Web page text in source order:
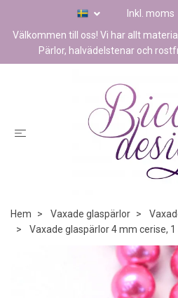
Inkl. moms
Välkommen till oss! Vi har allt
Pärlor, halvädelstenar och
Hem Vaxade glaspärlor
Vaxade glaspärlor 4 mm cerise,